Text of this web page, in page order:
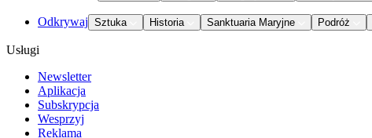
Odkrywaj Sztuka Historia Sanktuaria Maryjne Podróż
Usługi
Newsletter
Aplikacja
Subskrypcja
Wesprzyj
Reklama